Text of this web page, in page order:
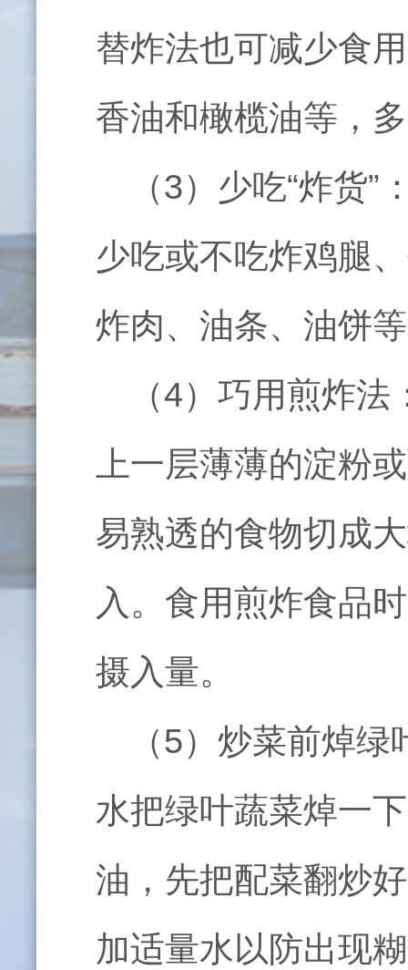
替炸法也可减少食
香油和橄榄油等，
（3）少吃“炸货”
少吃或不吃炸鸡腿
炸肉、油条、油饼
（4）巧用煎炸法
上一层薄薄的淀粉
易熟透的食物切成
入。食用煎炸食品
摄入量。
（5）炒菜前焯绿
水把绿叶蔬菜焯一
油，先把配菜翻炒
加适量水以防出现